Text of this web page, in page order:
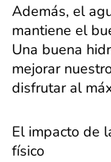
Además, el
mantiene el
Una buena
mejorar
disfrutar al
El impacto de
físico